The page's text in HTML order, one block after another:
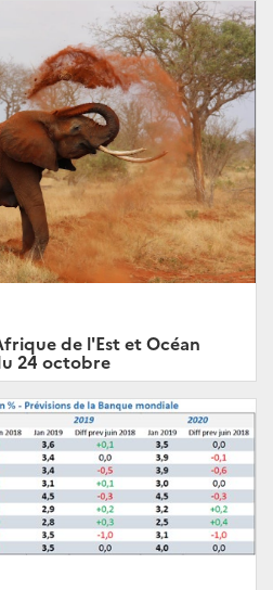
de l'Est et Océan
24 octobre